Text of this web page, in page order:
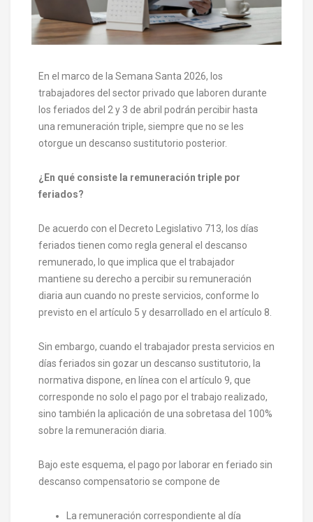
En el marco de la Semana Santa 2026, los
trabajadores del sector privado que laboren durante
los feriados del 2 y 3 de abril podrán percibir hasta
una remuneración triple, siempre que no se les
otorgue un descanso sustitutorio posterior.
¿En qué consiste la remuneración triple por
feriados?
De acuerdo con el Decreto Legislativo 713, los días
feriados tienen como regla general el descanso
remunerado, lo que implica que el trabajador
mantiene su derecho a percibir su remuneración
diaria aun cuando no preste servicios, conforme lo
previsto en el artículo 5 y desarrollado en el artículo 8.
Sin embargo, cuando el trabajador presta servicios en
días feriados sin gozar un descanso sustitutorio, la
normativa dispone, en línea con el artículo 9, que
corresponde no solo el pago por el trabajo realizado,
sino también la aplicación de una sobretasa del 100%
sobre la remuneración diaria.
Bajo este esquema, el pago por laborar en feriado sin
descanso compensatorio se compone de
La remuneración correspondiente al día